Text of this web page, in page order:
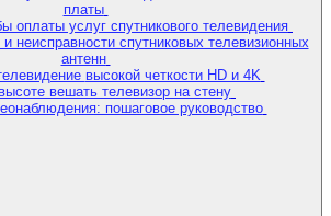
платы
оплаты услуг спутникового телевидения
неисправности спутниковых телевизионных
антенн
Спутниковое телевидение высокой четкости HD и 4K
вешать телевизор на стену
пошаговое руководство